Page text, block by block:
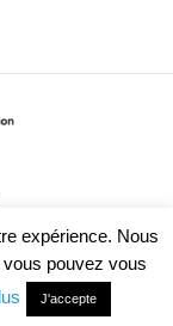
expérience. Nous
pouvez vous
J'accepte